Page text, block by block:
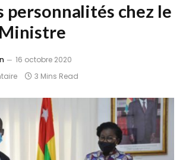
personnalités chez le
16 octobre 2020
3 Mins Read